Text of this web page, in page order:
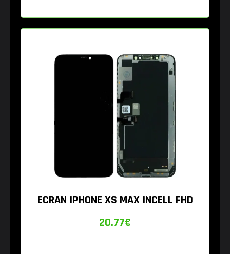
ECRAN IPHONE XS MAX INCELL FHD
20.77€